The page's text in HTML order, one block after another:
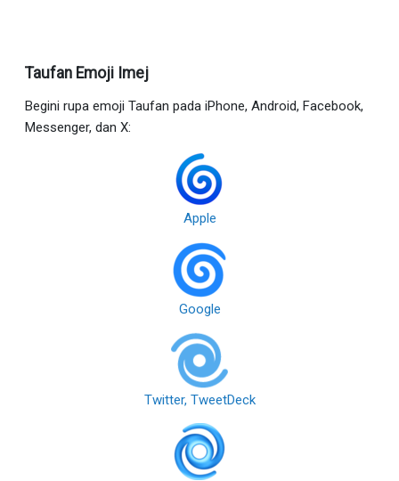
Taufan Emoji Imej
Begini rupa emoji Taufan pada iPhone, Android, Facebook,
Messenger, dan X:
Apple
Google
Twitter, TweetDeck